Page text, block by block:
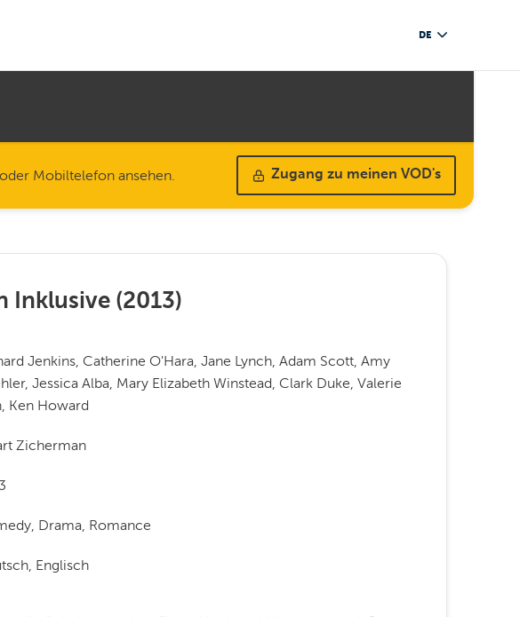
DE
Mobiltelefon ansehen. Zugang zu meinen VOD's
Inklusive (2013)
Jenkins, Catherine O'Hara, Jane Lynch, Adam Scott, Amy
Jessica Alba, Mary Elizabeth Winstead, Clark Duke, Valerie
Ken Howard
Zicherman
Drama, Romance
Englisch